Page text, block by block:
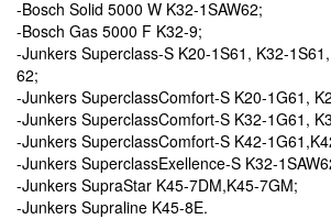
-Bosch Solid 5000 W K32-1SAW62;
-Bosch Gas 5000 F K32-9;
-Junkers Superclass-S K20-1S61, K32-
62;
-Junkers SuperclassComfort-S K20-1G61,
-Junkers SuperclassComfort-S K32-1G61,
-Junkers SuperclassComfort-S K42-
-Junkers SuperclassExellence-S K32-
-Junkers SupraStar K45-7DM,K45-7GM;
-Junkers Supraline K45-8E.